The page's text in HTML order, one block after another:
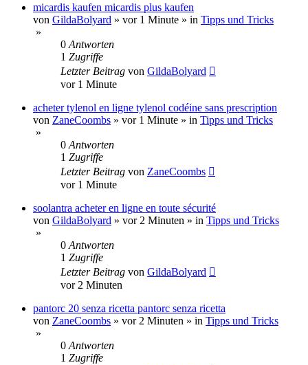
micardis kaufen micardis plus kaufen
von GildaBolyard » vor 1 Minute » in Tipps und Tricks
»
0 Antworten
1 Zugriffe
Letzter Beitrag von GildaBolyard
vor 1 Minute
acheter tylenol en ligne tylenol codéine sans prescription
von ZaneCoombs » vor 1 Minute » in Tipps und Tricks
»
0 Antworten
1 Zugriffe
Letzter Beitrag von ZaneCoombs
vor 1 Minute
soolantra acheter en ligne en toute sécurité
von GildaBolyard » vor 2 Minuten » in Tipps und Tricks
»
0 Antworten
1 Zugriffe
Letzter Beitrag von GildaBolyard
vor 2 Minuten
pantorc 20 senza ricetta pantorc senza ricetta
von ZaneCoombs » vor 2 Minuten » in Tipps und Tricks
»
0 Antworten
1 Zugriffe